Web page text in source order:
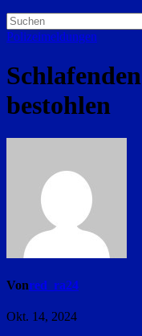
Polizeimeldungen
bestohlen
Vonred_ra24
Okt. 14, 2024